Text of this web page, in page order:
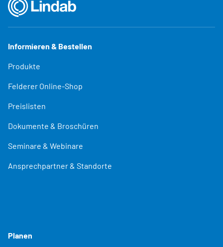
Informieren & Bestellen
Produkte
Felderer Online-Shop
Preislisten
Dokumente & Broschüren
Seminare & Webinare
Ansprechpartner & Standorte
Planen